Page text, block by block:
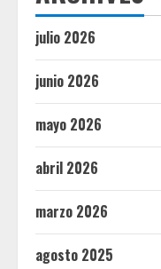
julio 2026
junio 2026
mayo 2026
abril 2026
marzo 2026
agosto 2025